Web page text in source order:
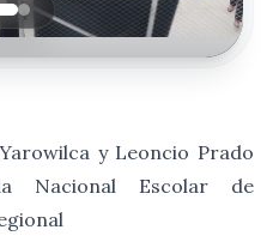
y Leoncio Prado
Nacional Escolar de